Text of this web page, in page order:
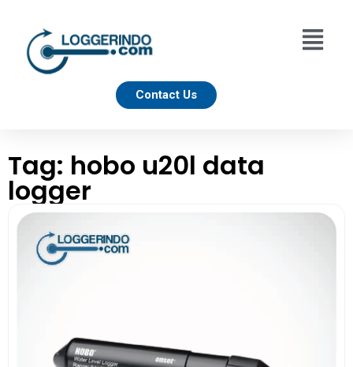
Contact Us
Tag: hobo u20l data
logger